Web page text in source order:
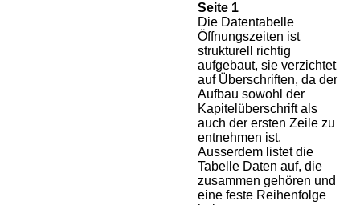
Seite 1
Die Datentabelle
Öffnungszeiten ist
strukturell richtig
aufgebaut, sie verzichtet
auf Überschriften, da der
Aufbau sowohl der
Kapitelüberschrift als
auch der ersten Zeile zu
entnehmen ist.
Ausserdem listet die
Tabelle Daten auf, die
zusammen gehören und
eine feste Reihenfolge